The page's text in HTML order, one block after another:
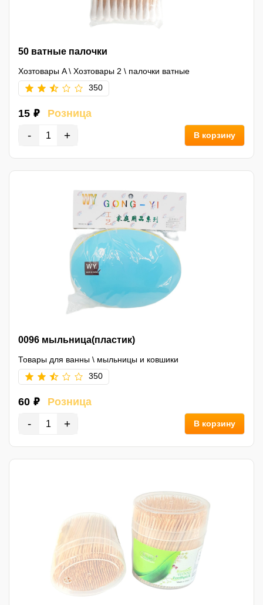
50 ватные палочки
Хозтовары A\ Хозтовары 2 \ палочки ватные
350
15 ₽ Розница
- + В корзину
0096 мыльница(пластик)
Товары для ванны \ мыльницы и ковшики
350
60 ₽ Розница
- + В корзину